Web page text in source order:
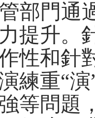
部門通
提升。
性和針
練重“
等問題